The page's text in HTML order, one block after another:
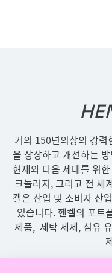
거의 150년의상의 강력
을 상상하고 개선하는
현재와 다음 세대를 위
크놀러지, 그리고 전 세
켈은 산업 및 소비자 산
있습니다. 헨켈의 포트
제품, 세탁 세제, 섬유